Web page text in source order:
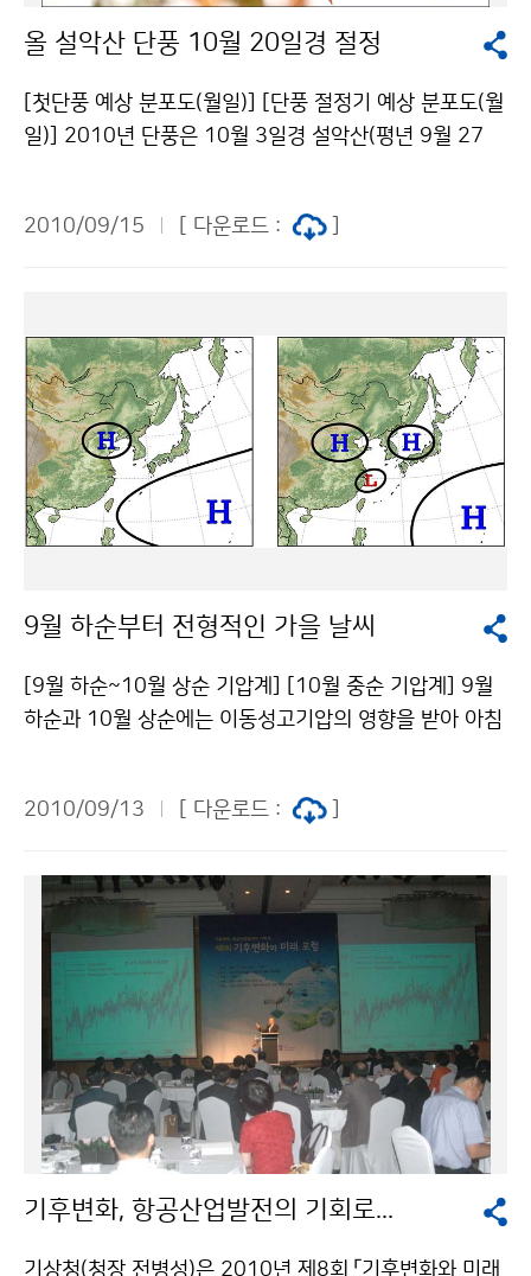
입되고, 몽골 부근에 평년보다 일찍 대륙고기압이 강하게
에서 기압골의 통로가 형성되어 서해안과 경기북부, 강원
영서 북부지방을 중심으로 많은 비를 내렸다. 또한 태풍과
이 강하게 유입된 지리산 부근을 중심으로 남부지방과 제
약하여 강수가 적었다. [우리나라 부근 기압계 모식도] ▲
서울의 8월 1일~9월 12일 간 강수일수 32일로 관측 이
래 최고 서울의 8월 1일부터 9월 12일까지의 강수일수
는 기상관측 이래 최대인 32일을 기록하였고, 누적강수량
은 951.7mm로 3위에 해당된다. [서울 8월 1일 ~ 9월
12일 누적 강수일수와 누적강수량 순위] 순위 강수일수
년도 순위 누적강수량 년도 1 32일 2010 1 1318.6m
올 설악산 단풍 10월 20일경 절정
[첫단풍 예상 분포도(월일)] [단풍 절정기 예상 분포도(월
일)] 2010년 단풍은 10월 3일경 설악산(평년 9월 27
경이 될 것으로 전망된다. 전국적으로 첫단풍 시기는 평년
풍을 볼 수 있을 것으로 예상된다. 단풍 절정시기도 대부
분 평년보다 늦어 중부지방과 지리산에서 10월 하순경에
나타날 것으로 예상되며, 남부지방에서는 11월 상순경에
나타날 것으로 전망된다. 다가올 10월에는 이동성고기압
의 영향으로 맑은 날이 많아 일조량이 풍부하고, 일교차가
클 것으로 예상됨에 따라 색이 고운 단풍을 기대할 수 있
을 것으로 전망된다. 첫단풍과 절정기의 기준은 산 전체
다. 단풍의 색깔은 단풍잎 속의 색소와 관련이 있으며, 기
인 카로티노이드(Carotenoid) 색소가 드러나게 되면 노
란색 단풍으로, 광합성 산물인 단풍잎 속의 당분으로부터
성되면 붉은 단풍으로, 타닌(Tannin)성 물질이 산화·중
풍 절정기 첫단풍 절정기 첫단풍 절정기 금강산 1,638
장 전
2010/09/15 [ 다운로드 :
9월 하순부터 전형적인 가을 날씨
[9월 하순~10월 상순 기압계] [10월 중순 기압계] 9월
하순과 10월 상순에는 이동성고기압의 영향을 받아 아침
기온과 강수량은 평년과 비슷하겠으며, 강수량의 지역차
형성하면서 맑은 날이 많겠고, 고온현상이 나타날 때가 있
겠다. 기온은 평년보다 높겠으며, 남쪽을 지나는 기압골의
영향으로 강수량은 평년보다 많겠다. 평 균 기 온 강 수
량 9월 하순 평년(12~22℃)과 비슷하겠음 평년(22~66
㎜)과 비슷하겠음 10월 상순 평년(10~21℃)과 비슷하겠
음 평년(11~42㎜)과 비슷하겠음 10월 중순 평년(8~1
9℃)보다 높겠음 평년(11~40㎜)보다 많겠음 한편, 최근
1개월(8.11～9.9) 전국의 평균기온은 26.1℃로 평년보
다 2.1℃ 높았으며, 평균 최고기온, 평균 최저기온은 30.
1개월의 평균기온, 최저기온은 1973년 이래 최고 1위를
2010/09/13 [ 다운로드 :
기후변화, 항공산업발전의 기회로...
기상청(청장 전병성)은 2010년 제8회 「기후변화와 미래